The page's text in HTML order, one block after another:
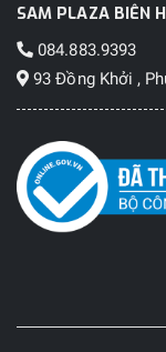
SAM PLAZA BIÊN
084.883.9393
93 Đồng Khởi ,